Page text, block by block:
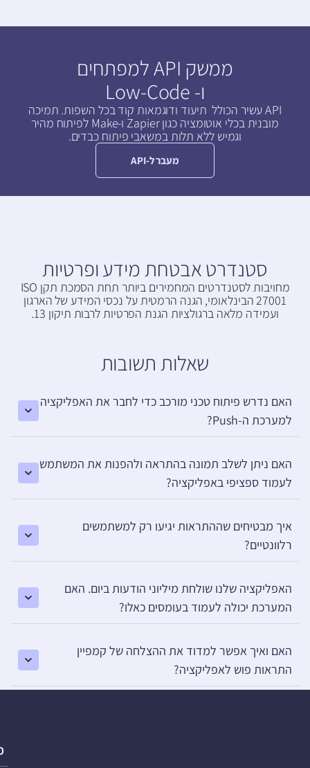
ממשק API למפתחים
ו- Low-Code
API עשיר הכולל תיעוד ודוגמאות קוד בכל השפות. תמיכה
מובנית בכלי אוטומציה כגון Zapier ו-Make לפיתוח מהיר
וגמיש ללא תלות במשאבי פיתוח כבדים.
מעבר ל-API
סטנדרט אבטחת מידע ופרטיות
מחויבות לסטנדרטים המחמירים ביותר תחת הסמכת תקן ISO
27001 הבינלאומי, הגנה הרמטית על נכסי המידע של הארגון
ועמידה מלאה ברגולציות הגנת הפרטיות לרבות תיקון 13.
שאלות תשובות
האם נדרש פיתוח טכני מורכב כדי לחבר את האפליקציה
למערכת ה-Push?
האם ניתן לשלב תמונה בהתראה ולהפנות את המשתמש
לעמוד ספציפי באפליקציה?
איך מבטיחים שההתראות יגיעו רק למשתמשים
רלוונטיים?
האפליקציה שלנו שולחת מיליוני הודעות ביום. האם
המערכת יכולה לעמוד בעומסים כאלו?
האם ואיך אפשר למדוד את ההצלחה של קמפיין
התראות פוש לאפליקציה?